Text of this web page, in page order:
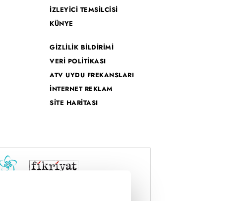
İZLEYİCİ TEMSİLCİSİ
KÜNYE
GİZLİLİK BİLDİRİMİ
VERİ POLİTİKASI
ATV UYDU FREKANSLARI
İNTERNET REKLAM
SİTE HARİTASI